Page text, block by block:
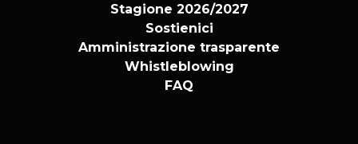
Stagione 2026/2027
Sostienici
Amministrazione trasparente
Whistleblowing
FAQ